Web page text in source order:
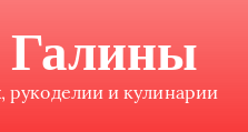
Галины
рукоделии и кулинарии